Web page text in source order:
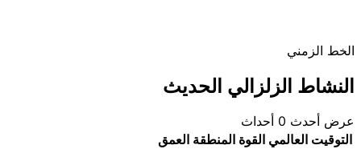
الخط الزمني
النشاط الزلزالي الحديث
عرض أحدث 0 أحداث
التوقيت العالمي القوة المنطقة العمق